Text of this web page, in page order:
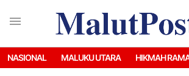
NASIONAL MALUKU UTARA HIKMAH